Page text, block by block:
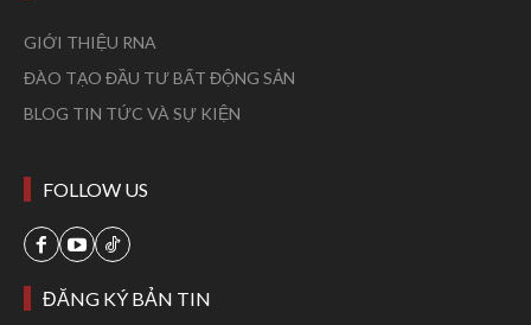
GIỚI THIỆU RNA
ĐÀO TẠO ĐẦU TƯ BẤT ĐỘNG SẢN
BLOG TIN TỨC VÀ SỰ KIỆN
FOLLOW US
ĐĂNG KÝ BẢN TIN